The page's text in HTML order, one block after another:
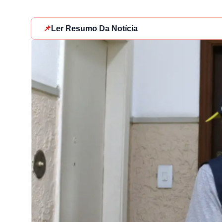
📌 Ler Resumo Da Notícia